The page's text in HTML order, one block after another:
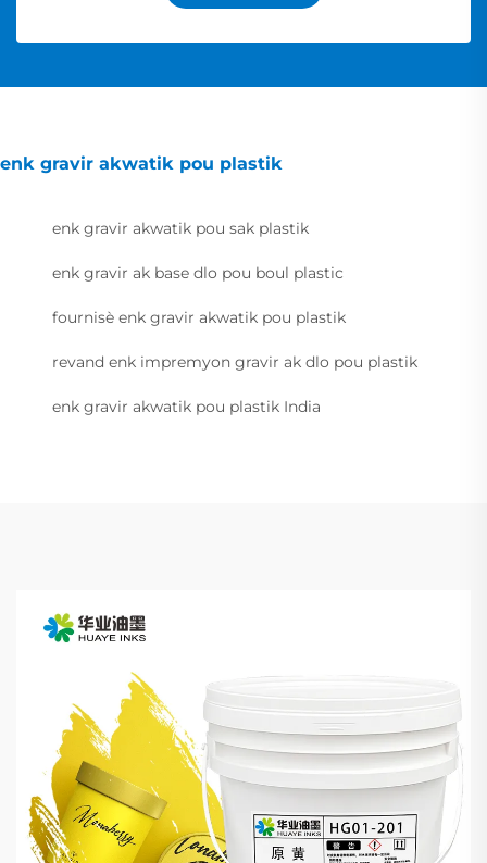
enk gravir akwatik pou plastik
enk gravir akwatik pou sak plastik
enk gravir ak base dlo pou boul plastic
fournisè enk gravir akwatik pou plastik
revand enk impremyon gravir ak dlo pou plastik
enk gravir akwatik pou plastik India